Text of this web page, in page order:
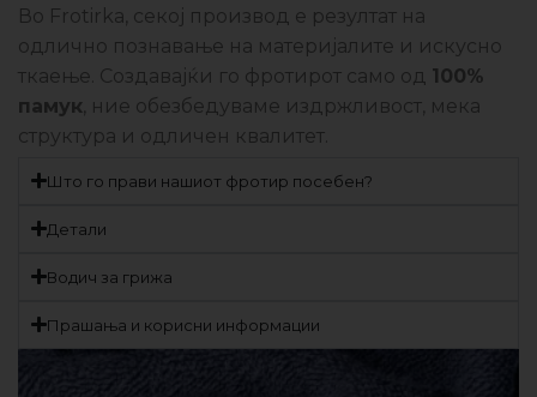
Во Frotirka, секој производ е резултат на
одлично познавање на материјалите и искусно
ткаење. Создавајќи го фротирот само од 100%
памук , ние обезбедуваме издржливост, мека
структура и одличен квалитет.
Што го прави нашиот фротир посебен?
Детали
Водич за грижа
Прашања и корисни информации